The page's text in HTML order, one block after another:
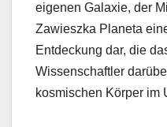
eigenen Galaxie, der
Zawieszka Planeta
Entdeckung dar, die
Wissenschaftler
kosmischen Körper im